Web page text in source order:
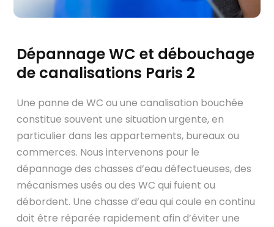
Dépannage WC et débouchage
de canalisations Paris 2
Une panne de WC ou une canalisation bouchée
constitue souvent une situation urgente, en
particulier dans les appartements, bureaux ou
commerces. Nous intervenons pour le
dépannage des chasses d’eau défectueuses, des
mécanismes usés ou des WC qui fuient ou
débordent. Une chasse d’eau qui coule en continu
doit être réparée rapidement afin d’éviter une